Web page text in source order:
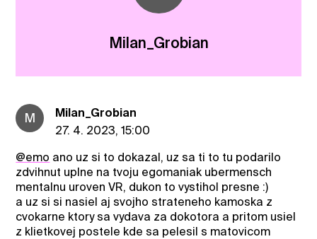
Milan_Grobian
M
Milan_Grobian
27. 4. 2023, 15:00
@emo ano uz si to dokazal, uz sa ti to tu podarilo
zdvihnut uplne na tvoju egomaniak ubermensch
mentalnu uroven VR, dukon to vystihol presne :)
a uz si si nasiel aj svojho strateneho kamoska z
cvokarne ktory sa vydava za dokotora a pritom usiel
z klietkovej postele kde sa pelesil s matovicom